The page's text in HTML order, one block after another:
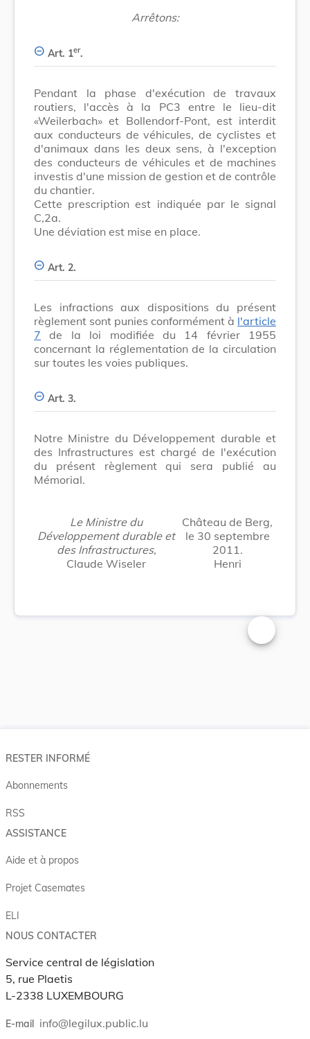
Arrêtons:
Art. 1er.
Pendant la phase d'exécution de travaux
routiers, l'accès à la PC3 entre le lieu-dit
«Weilerbach» et Bollendorf-Pont, est interdit
aux conducteurs de véhicules, de cyclistes et
d'animaux dans les deux sens, à l'exception
des conducteurs de véhicules et de machines
investis d'une mission de gestion et de contrôle
du chantier.
Cette prescription est indiquée par le signal
C,2a.
Une déviation est mise en place.
Art. 2.
Les infractions aux dispositions du présent
règlement sont punies conformément à l'article
7 de la loi modifiée du 14 février 1955
concernant la réglementation de la circulation
sur toutes les voies publiques.
Art. 3.
Notre Ministre du Développement durable et
des Infrastructures est chargé de l'exécution
du présent règlement qui sera publié au
Mémorial.
Le Ministre du
Développement durable et
des Infrastructures,
Claude Wiseler
Château de Berg,
le 30 septembre
2011.
Henri
Changer la
RESTER INFORMÉ
Abonnements
RSS
ASSISTANCE
Aide et à propos
Projet Casemates
ELI
NOUS CONTACTER
Service central de législation
5, rue Plaetis
L-2338 LUXEMBOURG
E-mail info@legilux.public.lu